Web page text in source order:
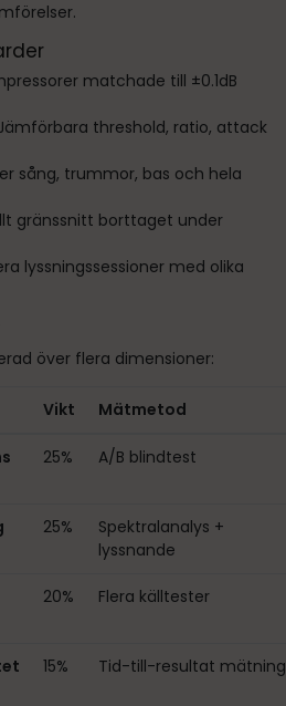
matchade till ±0.1dB
threshold, ratio, attack
sång, trummor, bas och hela
gränssnitt borttaget under
lyssningssessioner med olika
över flera dimensioner:
Vikt Mätmetod
25% A/B blindtest
25%
Spektralanalys +
lyssnande
20% Flera källtester
15% Tid-till-resultat mätning